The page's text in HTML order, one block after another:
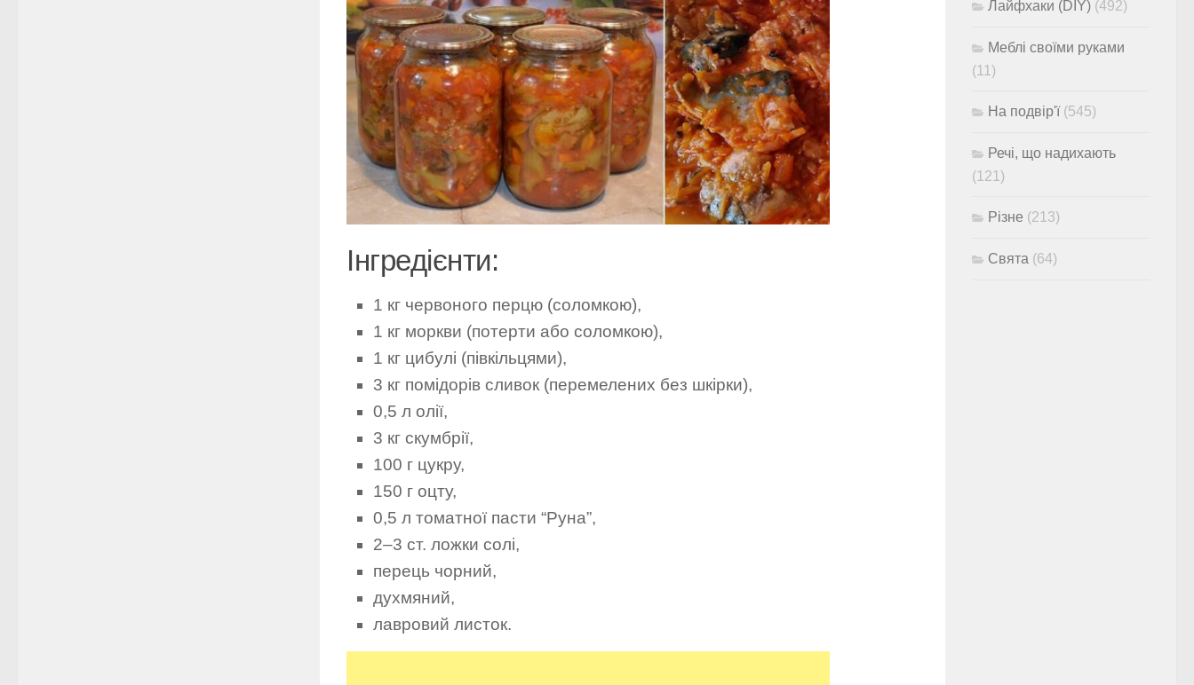
Інгредієнти:
1 кг червоного перцю (соломкою),
1 кг моркви (потерти або соломкою),
1 кг цибулі (півкільцями),
3 кг помідорів сливок (перемелених без шкірки),
0,5 л олії,
3 кг скумбрії,
100 г цукру,
150 г оцту,
0,5 л томатної пасти “Руна”,
2–3 ст. ложки солі,
перець чорний,
духмяний,
лавровий листок.
Лайфхаки (DIY) (492)
Меблі своїми руками
(11)
На подвір'ї(545)
Речі, що надихають
(121)
Різне (213)
Свята (64)